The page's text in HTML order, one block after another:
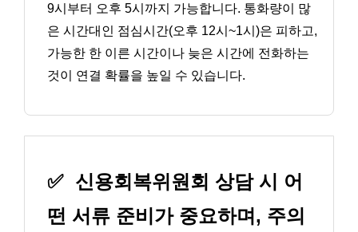
9시부터 오후 5시까지 가능합니다. 통화량이 많
은 시간대인 점심시간(오후 12시~1시)은 피하고,
가능한 한 이른 시간이나 늦은 시간에 전화하는
것이 연결 확률을 높일 수 있습니다.
✅ 신용회복위원회 상담 시 어
떤 서류 준비가 중요하며, 주의